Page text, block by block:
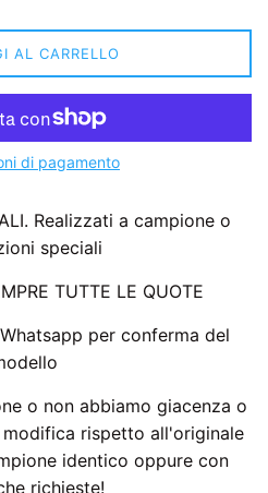
AL CARRELLO
di pagamento
Realizzati a campione o
speciali
TUTTE LE QUOTE
per conferma del
o non abbiamo giacenza o
rispetto all'originale
identico oppure con
richieste!